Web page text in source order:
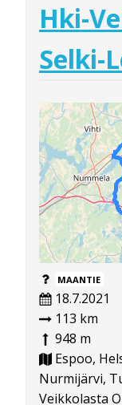
Hki-
Selki-
MAANTIE
18.7.2021
113 km
948 m
Espoo,
Nurmijärvi,
Veikkolasta